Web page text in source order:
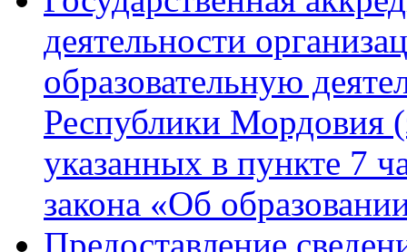
деятельности
образовательную
Республики Мордовия
указанных в пункте 7
закона «Об